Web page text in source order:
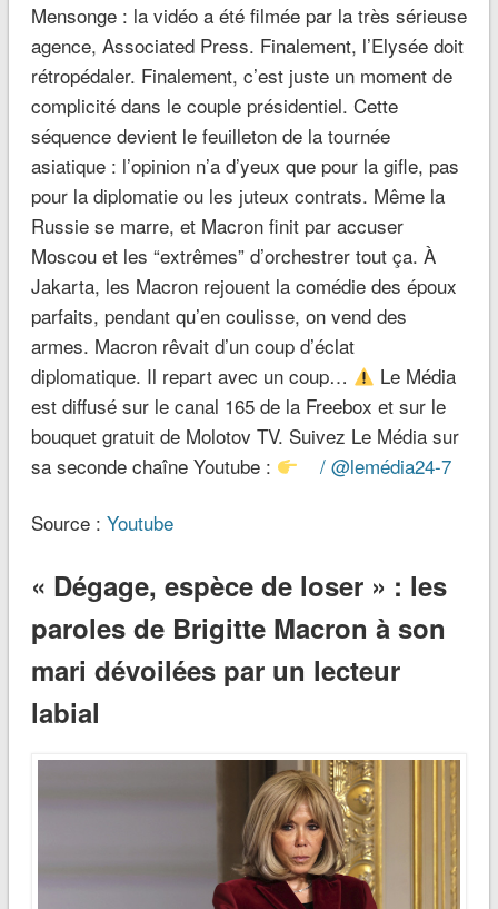
Mensonge : la vidéo a été filmée par la très sérieuse
agence, Associated Press. Finalement, l’Elysée doit
rétropédaler. Finalement, c’est juste un moment de
complicité dans le couple présidentiel. Cette
séquence devient le feuilleton de la tournée
asiatique : l’opinion n’a d’yeux que pour la gifle, pas
pour la diplomatie ou les juteux contrats. Même la
Russie se marre, et Macron finit par accuser
Moscou et les “extrêmes” d’orchestrer tout ça. À
Jakarta, les Macron rejouent la comédie des époux
parfaits, pendant qu’en coulisse, on vend des
armes. Macron rêvait d’un coup d’éclat
diplomatique. Il repart avec un coup…
Le Média
est diffusé sur le canal 165 de la Freebox et sur le
bouquet gratuit de Molotov TV. Suivez Le Média sur
sa seconde chaîne Youtube :
/ @lemédia24-7
Source : Youtube
« Dégage, espèce de loser » : les
paroles de Brigitte Macron à son
mari dévoilées par un lecteur
labial